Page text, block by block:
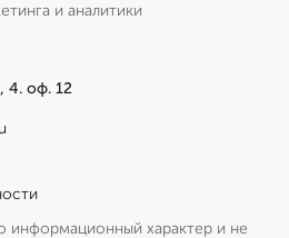
и аналитики
4. оф. 12
информационный характер и не